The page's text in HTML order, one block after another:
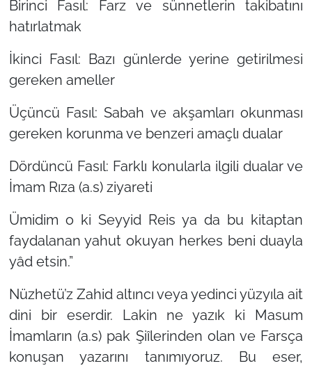
Birinci Fasıl: Farz ve sünnetlerin takibatını
hatırlatmak
İkinci Fasıl: Bazı günlerde yerine getirilmesi
gereken ameller
Üçüncü Fasıl: Sabah ve akşamları okunması
gereken korunma ve benzeri amaçlı dualar
Dördüncü Fasıl: Farklı konularla ilgili dualar ve
İmam Rıza (a.s) ziyareti
Ümidim o ki Seyyid Reis ya da bu kitaptan
faydalanan yahut okuyan herkes beni duayla
yâd etsin.”
Nüzhetü’z Zahid altıncı veya yedinci yüzyıla ait
dini bir eserdir. Lakin ne yazık ki Masum
İmamların (a.s) pak Şiîlerinden olan ve Farsça
konuşan yazarını tanımıyoruz. Bu eser,